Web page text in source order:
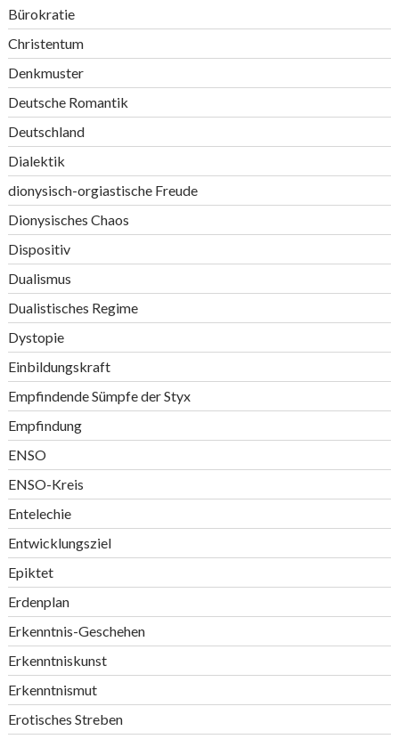
Bürokratie
Christentum
Denkmuster
Deutsche Romantik
Deutschland
Dialektik
dionysisch-orgiastische Freude
Dionysisches Chaos
Dispositiv
Dualismus
Dualistisches Regime
Dystopie
Einbildungskraft
Empfindende Sümpfe der Styx
Empfindung
ENSO
ENSO-Kreis
Entelechie
Entwicklungsziel
Epiktet
Erdenplan
Erkenntnis-Geschehen
Erkenntniskunst
Erkenntnismut
Erotisches Streben